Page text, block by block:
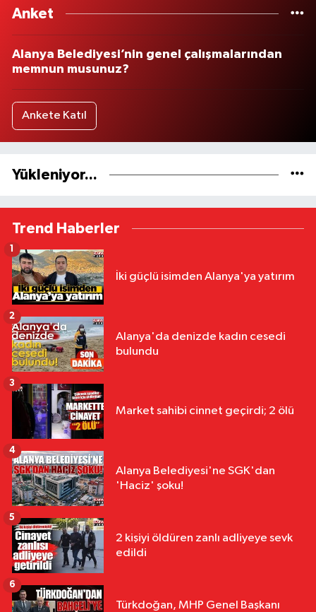
Anket
Alanya Belediyesi’nin genel çalışmalarından
memnun musunuz?
Ankete Katıl
Yükleniyor...
Trend Haberler
İki güçlü isimden Alanya'ya yatırım
1
Alanya'da denizde kadın cesedi
bulundu
2
Market sahibi cinnet geçirdi; 2 ölü
3
Alanya Belediyesi'ne SGK'dan
'Haciz' şoku!
4
2 kişiyi öldüren zanlı adliyeye sevk
edildi
5
Türkdoğan, MHP Genel Başkanı
6